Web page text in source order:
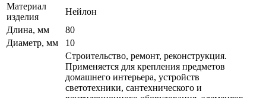
Материал
изделия
Нейлон
Длина, мм
80
Диаметр, мм
10
Строительство, ремонт, реконструкция.
Применяется для крепления предметов
домашнего интерьера, устройств
светотехники, сантехнического и